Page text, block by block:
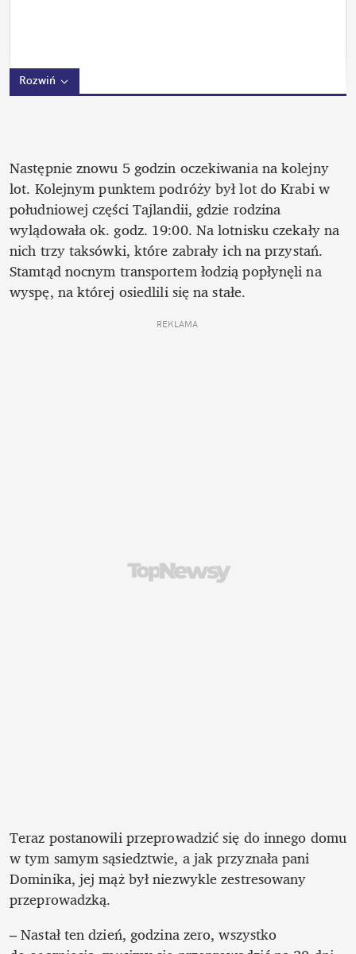
Rozwiń
Następnie znowu 5 godzin oczekiwania na kolejny
lot. Kolejnym punktem podróży był lot do Krabi w
południowej części Tajlandii, gdzie rodzina
wylądowała ok. godz. 19:00. Na lotnisku czekały na
nich trzy taksówki, które zabrały ich na przystań.
Stamtąd nocnym transportem łodzią popłynęli na
wyspę, na której osiedlili się na stałe.
REKLAMA
Teraz postanowili przeprowadzić się do innego domu
w tym samym sąsiedztwie, a jak przyznała pani
Dominika, jej mąż był niezwykle zestresowany
przeprowadzką.
– Nastał ten dzień, godzina zero, wszystko